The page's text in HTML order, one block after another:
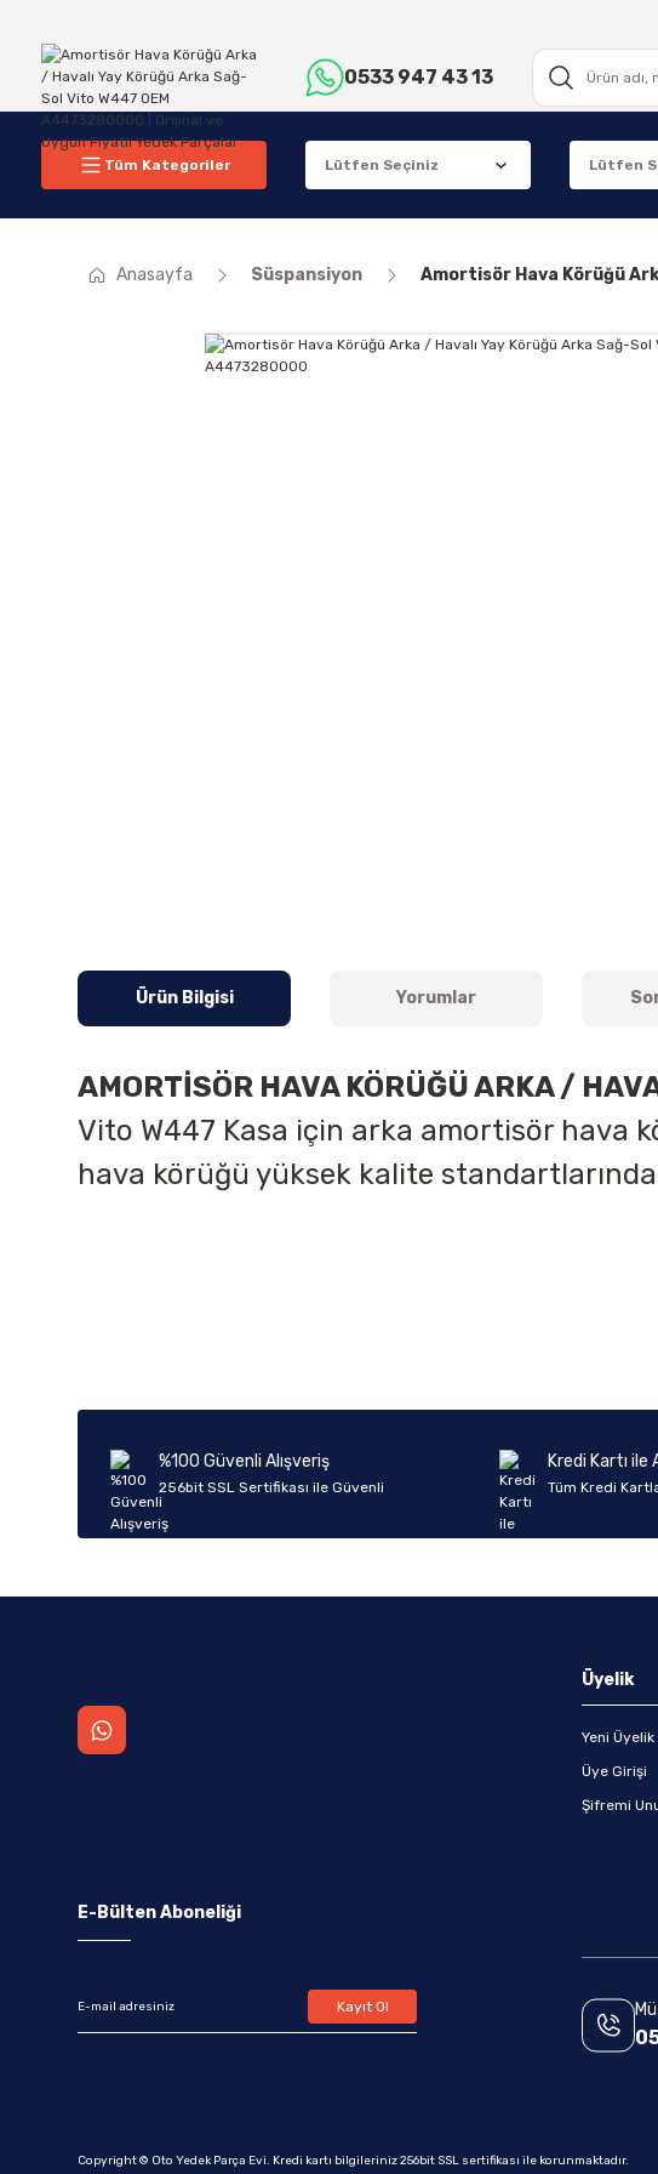
0533 947 43 13
Tüm Kategoriler
Anasayfa Süspansiyon Amortisör Hava Körüğü
Ürün Bilgisi Yorumlar
AMORTİSÖR HAVA KÖRÜĞÜ ARKA /
Vito W447 Kasa için arka amortisör hava
hava körüğü yüksek kalite
Ürün fiyatı diğer sitelerden daha pahalı.
Bu ürüne benzer farklı alternatifler olmalı.
%100 Güvenli Alışveriş
256bit SSL Sertifikası ile Güvenli
Kredi Kartı ile
Tüm Kredi
Üyelik
Yeni Üyelik
Üye Girişi
Şifremi
E-Bülten Aboneliği
Kayıt Ol
Copyright © Oto Yedek Parça Evi. Kredi kartı bilgileriniz 256bit SSL sertifikası ile korunmaktadır.